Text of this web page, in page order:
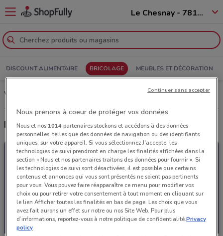
Le Chesnay - 78150
DISCOUNT ALIMENTAIRE BRICOLAGE MEUBLES ET DÉCORATION
Weldom Le Chesnay: Prospectus, Horaires d’ouverture et Adresses
Derniers catalogues Weldom
Nous prenons à coeur de protéger vos données
Nous et nos 1014partenaires stockons et accédons à des données
personnelles, telles que des données de navigation ou des identifiants
uniques, sur votre appareil. Si vous sélectionnez J'accepte, les
technologies de suivi prendront en charge les finalités affichées dans la
section « Nous et nos partenaires traitons des données pour fournir ». Si
les technologies de suivi sont désactivées, il est possible que certains
contenus et annonces qui vous sont présentés ne soient pas pertinents
pour vous. Vous pouvez faire réapparaître ce menu pour modifier vos
choix ou pour retirer votre consentement à tout moment en cliquant sur
le lien Afficher toutes les finalités en bas de page. Les choix que vous
avez fait aurons un effet sur notre ou nos Site Web. Pour plus
d’informations, reportez-vous à notre politique de confidentialité.Privacy
policy
Continuer sans accepter